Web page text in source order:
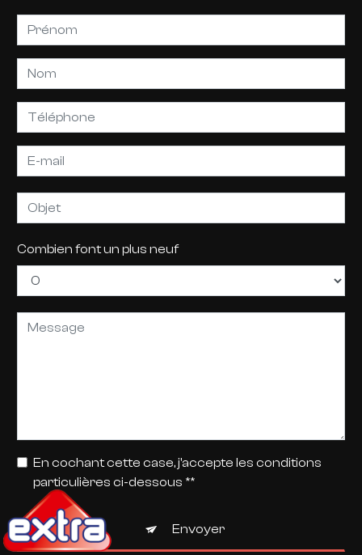
Combien font un plus neuf
En cochant cette case, j'accepte les conditions
particulières ci-dessous **
Envoyer